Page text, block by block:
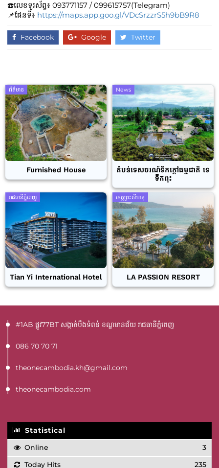
☎️លេខទូរស័ព្ទ៖​​ 093771157 / 099615757(Telegram)
📌ផែនទី៖ https://maps.app.goo.gl/VDcSrzzrS5h9bB9R8
Facebook Google Twitter
ព័ត៌មាន
Furnished House
News
តំបន់ទេសចរណ៍ទឹកក្តៅធម្មជាតិ ទេ
ទឹកពុះ
រាជធានីភ្នំពេញ
Tian Yi International Hotel
ខេត្តព្រះសីហនុ
LA PASSION RESORT
#1AB ផ្លូវ77BT​ សង្កាត់បឹងទំពន់ ខណ្ឌមានជ័យ រាជធានីភ្នំពេញ
086 70 70 71
theonecambodia.kh@gmail.com
theonecambodia.com
Statistical
Online
3
Today Hits
235